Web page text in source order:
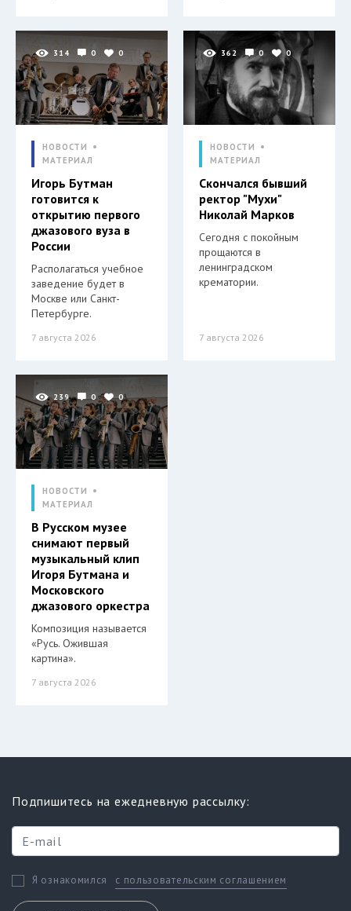
314 0 0
НОВОСТИ
МАТЕРИАЛ
Игорь Бутман
готовится к
открытию первого
джазового вуза в
России
Располагаться учебное
заведение будет в
Москве или Санкт-
Петербурге.
7 августа 2026
362 0 0
НОВОСТИ
МАТЕРИАЛ
Скончался бывший
ректор "Мухи"
Николай Марков
Сегодня с покойным
прощаются в
ленинградском
крематории.
7 августа 2026
239 0 0
НОВОСТИ
МАТЕРИАЛ
В Русском музее
снимают первый
музыкальный клип
Игоря Бутмана и
Московского
джазового оркестра
Композиция называется
«Русь. Ожившая
картина».
7 августа 2026
Подпишитесь на ежедневную рассылку:
Я ознакомился с пользовательским соглашением